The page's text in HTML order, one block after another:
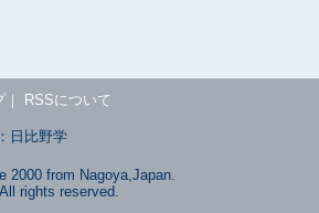
｜ RSSについて
日比野学
2000 from Nagoya,Japan.
rights reserved.